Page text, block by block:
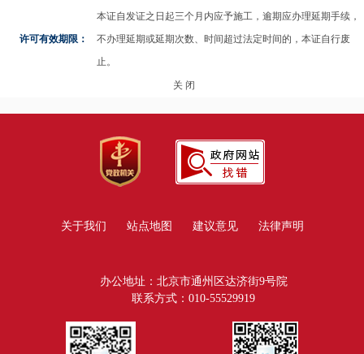
许可有效期限：
本证自发证之日起三个月内应予施工，逾期应办理延期手续，
不办理延期或延期次数、时间超过法定时间的，本证自行废
止。
关 闭
关于我们 站点地图 建议意见 法律声明
办公地址：北京市通州区达济街9号院
联系方式：010-55529919